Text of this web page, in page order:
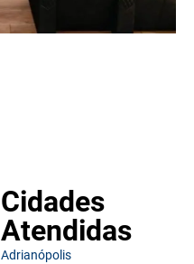
Cidades
Atendidas
Adrianópolis